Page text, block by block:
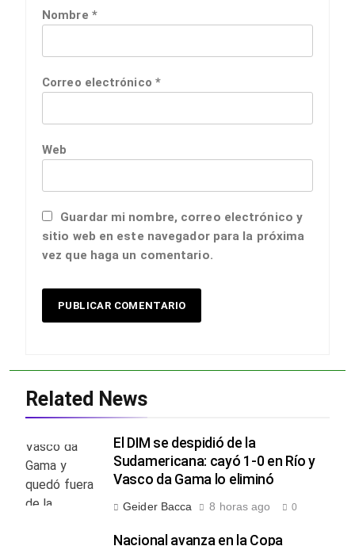
Nombre *
Correo electrónico *
Web
Guardar mi nombre, correo electrónico y
sitio web en este navegador para la próxima
vez que haga un comentario.
Related News
El DIM se despidió de la
Sudamericana: cayó 1-0 en Río y
Vasco da Gama lo eliminó
Geider Bacca 8 horas ago 0
Nacional avanza en la Copa